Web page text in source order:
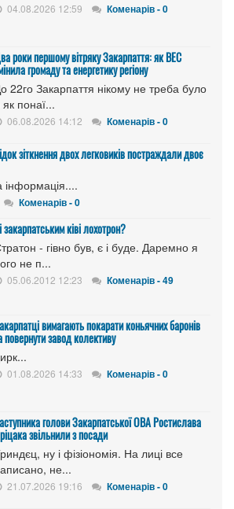
04.08.2026 12:59 Коменарів - 0
роки першому вітряку Закарпаття: як ВЕС
громаду та енергетику регіону
22го Закарпаття нікому не треба було
понаї...
06.08.2026 14:12 Коменарів - 0
зіткнення двох легковиків постраждали двоє
інформація....
Коменарів - 0
закарпатським ківі лохотрон?
- гівно був, є і буде. Даремно я
не п...
05.06.2012 12:23 Коменарів - 49
вимагають покарати коньячних баронів
повернути завод колективу
01.08.2026 14:33 Коменарів - 0
голови Закарпатської ОВА Ростислава
звільнили з посади
ну і фізіономія. На лиці все
не...
21.07.2026 19:16 Коменарів - 0